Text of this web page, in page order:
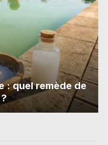
: quel remède de